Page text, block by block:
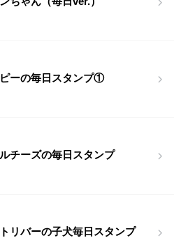
ーの毎日スタンプ①
チーズの毎日スタンプ
リバーの子犬毎日スタンプ